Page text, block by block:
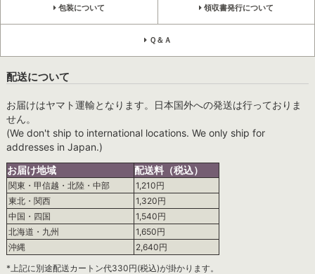
包装について 領収書発行について
Ｑ＆Ａ
配送について
お届けはヤマト運輸となります。日本国外への発送は行っておりま
せん。
(We don't ship to international locations. We only ship for
addresses in Japan.)
お届け地域
配送料（税込）
関東・甲信越・北陸・中部
1,210円
東北・関西
1,320円
中国・四国
1,540円
北海道・九州
1,650円
沖縄
2,640円
*上記に別途配送カートン代330円(税込)が掛かります。